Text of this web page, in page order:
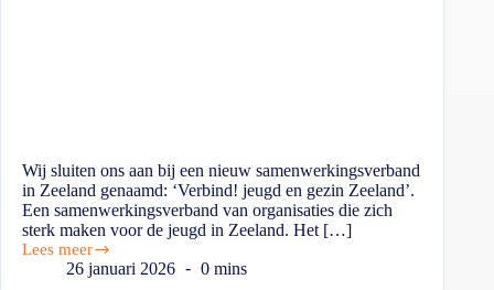
Wij sluiten ons aan bij een nieuw samenwerkingsverband
in Zeeland genaamd: ‘Verbind! jeugd en gezin Zeeland’.
Een samenwerkingsverband van organisaties die zich
sterk maken voor de jeugd in Zeeland. Het […]
Lees meer
26 januari 2026 0 mins